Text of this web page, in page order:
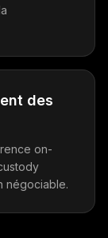
des
on-
négociable.